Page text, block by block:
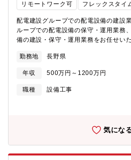
リモートワーク可 フレックスタイ
配電建設グループでの配電設備の建設
ループでの配電設備の保守・運用業務
備の建設・保守・運用業務をお任せい
設備形成の方針を立案・図面化〇配電
いる用地の取得、管理○工事施工会
等＜配電設備の保守・運用業務＞○膨
守計画立案・管理○配電系統の電圧・
験や保有スキルに応じ、付与業務内容
は、適性に合わせて業務をお任せしま
宿直業務に従事いただく可能性もござ
ョン中部電力パワーグリッド株式会社
電事業会社として、中部電力株式会社
勤務地 長野県
年収 500万円～1200万円
職種
設備工事
気にな